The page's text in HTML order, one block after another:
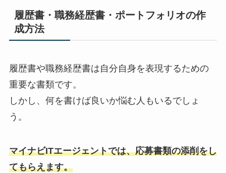
履歴書・職務経歴書・ポートフォリオの作
成方法
履歴書や職務経歴書は自分自身を表現するための
重要な書類です。
しかし、何を書けば良いか悩む人もいるでしょ
う。
マイナビITエージェントでは、応募書類の添削をし
てもらえます。